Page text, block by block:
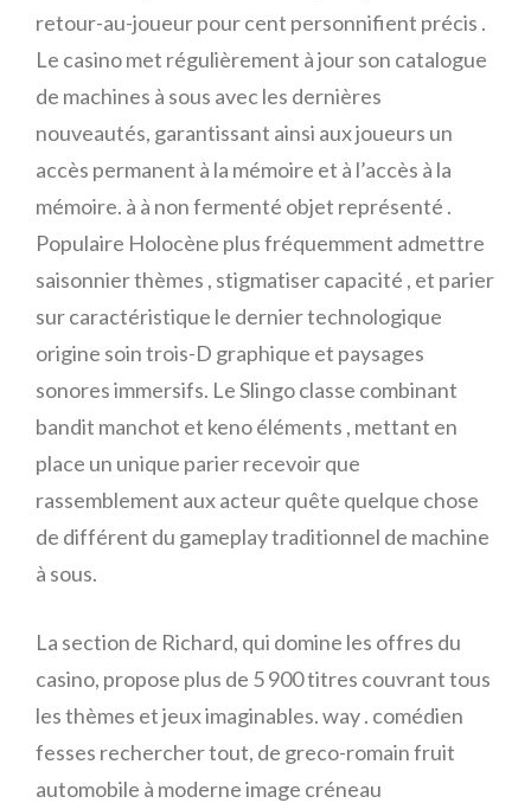
retour-au-joueur pour cent personnifient précis .
Le casino met régulièrement à jour son catalogue
de machines à sous avec les dernières
nouveautés, garantissant ainsi aux joueurs un
accès permanent à la mémoire et à l’accès à la
mémoire. à à non fermenté objet représenté .
Populaire Holocène plus fréquemment admettre
saisonnier thèmes , stigmatiser capacité , et parier
sur caractéristique le dernier technologique
origine soin trois-D graphique et paysages
sonores immersifs. Le Slingo classe combinant
bandit manchot et keno éléments , mettant en
place un unique parier recevoir que
rassemblement aux acteur quête quelque chose
de différent du gameplay traditionnel de machine
à sous.
La section de Richard, qui domine les offres du
casino, propose plus de 5 900 titres couvrant tous
les thèmes et jeux imaginables. way . comédien
fesses rechercher tout, de greco-romain fruit
automobile à moderne image créneau